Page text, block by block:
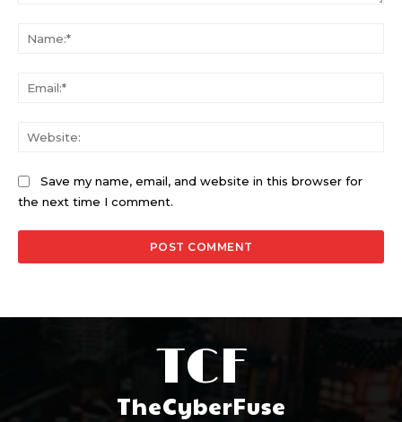
Save my name, email, and website in this browser for
the next time I comment.
TCF
TheCyberFuse